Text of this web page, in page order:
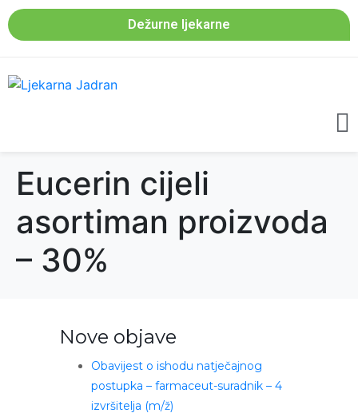
Dežurne ljekarne
Eucerin cijeli
asortiman proizvoda
– 30%
Nove objave
Obavijest o ishodu natječajnog
postupka – farmaceut-suradnik – 4
izvršitelja (m/ž)